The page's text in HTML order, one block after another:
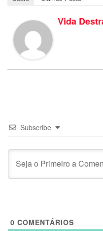
Vida
Subscribe
0 COMENTÁRIOS